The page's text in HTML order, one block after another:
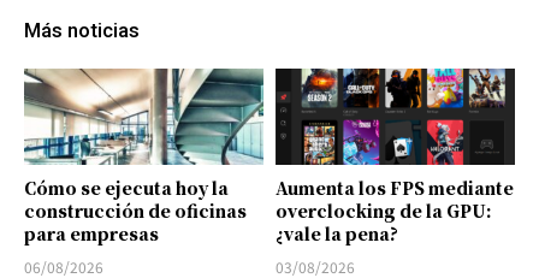
Más noticias
Cómo se ejecuta hoy la
construcción de oficinas
para empresas
06/08/2026
Aumenta los FPS mediante
overclocking de la GPU:
¿vale la pena?
03/08/2026